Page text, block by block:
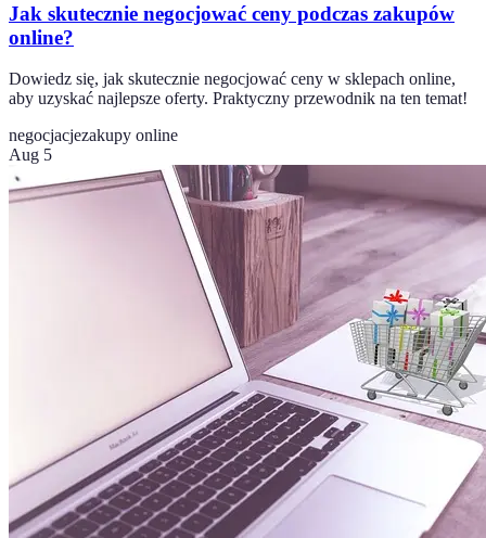
Jak skutecznie negocjować ceny podczas zakupów
online?
Dowiedz się, jak skutecznie negocjować ceny w sklepach online,
aby uzyskać najlepsze oferty. Praktyczny przewodnik na ten temat!
negocjacjezakupy online
Aug 5